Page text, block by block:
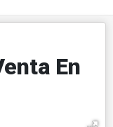
En